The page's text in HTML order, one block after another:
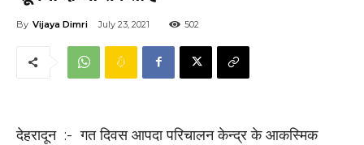
By Vijaya Dimri July 23, 2021 502
देहरादून :- गत दिवस आपदा परिचालन केन्द्र के आकस्मिक